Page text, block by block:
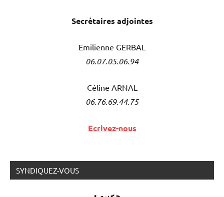
Secrétaires adjointes
Emilienne GERBAL
06.07.05.06.94
Céline ARNAL
06.76.69.44.75
Ecrivez-nous
SYNDIQUEZ-VOUS